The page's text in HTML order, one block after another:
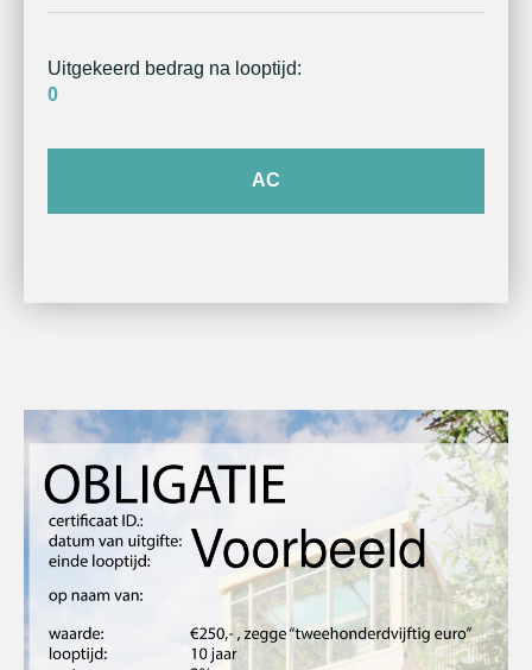
Uitgekeerd bedrag na looptijd:
0
AC